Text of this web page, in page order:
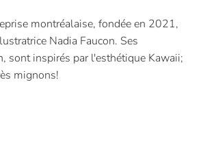
montréalaise, fondée en 2021,
Nadia Faucon. Ses
sont inspirés par l'esthétique Kawaii;
mignons!